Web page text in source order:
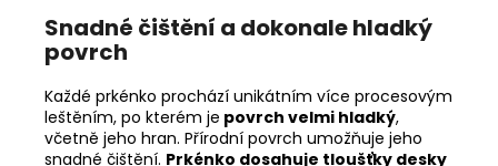
Snadné čištění a dokonale hladký
Každé prkénko prochází unikátním více procesovým
leštěním, po kterém jepovrch velmi hladký,